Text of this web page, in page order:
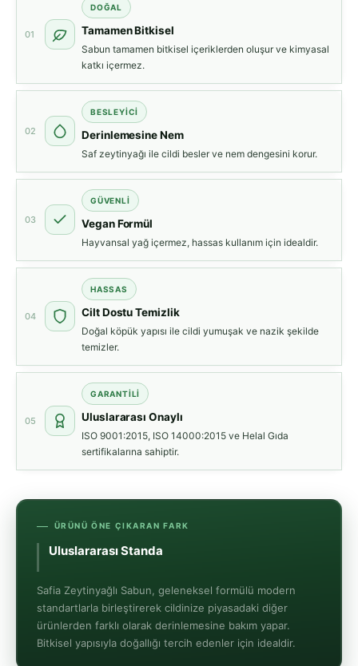
01
DOĞAL
Tamamen Bitkisel
Sabun tamamen bitkisel içeriklerden oluşur ve kimyasal
katkı içermez.
02
BESLEYICI
Derinlemesine Nem
Saf zeytinyağı ile cildi besler ve nem dengesini korur.
03
GÜVENLI
Vegan Formül
Hayvansal yağ içermez, hassas kullanım için idealdir.
04
HASSAS
Cilt Dostu Temizlik
Doğal köpük yapısı ile cildi yumuşak ve nazik şekilde
temizler.
05
GARANTILI
Uluslararası Onaylı
ISO 9001:2015, ISO 14000:2015 ve Helal Gıda
sertifikalarına sahiptir.
ÜRÜNÜ ÖNE ÇIKARAN FARK
Uluslararası Standartlarda Kalite On
Safia Zeytinyağlı Sabun, geleneksel formülü modern
standartlarla birleştirerek cildinize piyasadaki diğer
ürünlerden farklı olarak derinlemesine bakım yapar.
Bitkisel yapısıyla doğallığı tercih edenler için idealdir.